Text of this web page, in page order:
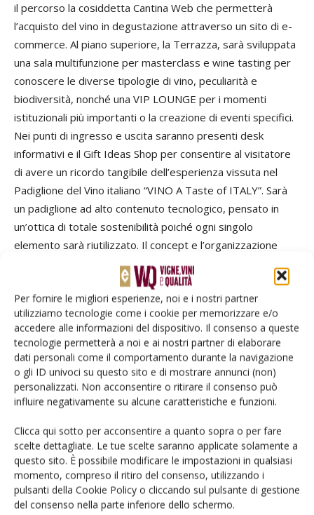
Per fornire le migliori esperienze, noi e i nostri partner
utilizziamo tecnologie come i cookie per memorizzare e/o
accedere alle informazioni del dispositivo. Il consenso a queste
tecnologie permetterà a noi e ai nostri partner di elaborare
dati personali come il comportamento durante la navigazione
o gli ID univoci su questo sito e di mostrare annunci (non)
personalizzati. Non acconsentire o ritirare il consenso può
influire negativamente su alcune caratteristiche e funzioni.
Clicca qui sotto per acconsentire a quanto sopra o per fare
scelte dettagliate. Le tue scelte saranno applicate solamente a
questo sito. È possibile modificare le impostazioni in qualsiasi
momento, compreso il ritiro del consenso, utilizzando i
pulsanti della Cookie Policy o cliccando sul pulsante di gestione
del consenso nella parte inferiore dello schermo.
il percorso la cosiddetta Cantina Web che permetterà
l’acquisto del vino in degustazione attraverso un sito di e-
commerce. Al piano superiore, la Terrazza, sarà sviluppata
una sala multifunzione per masterclass e wine tasting per
conoscere le diverse tipologie di vino, peculiarità e
biodiversità, nonché una VIP LOUNGE per i momenti
istituzionali più importanti o la creazione di eventi specifici.
Nei punti di ingresso e uscita saranno presenti desk
informativi e il Gift Ideas Shop per consentire al visitatore
di avere un ricordo tangibile dell’esperienza vissuta nel
Padiglione del Vino italiano “VINO A Taste of ITALY”. Sarà
un padiglione ad alto contenuto tecnologico, pensato in
un’ottica di totale sostenibilità poiché ogni singolo
elemento sarà riutilizzato. Il concept e l’organizzazione
dello spazio a cura di Vinitaly e del Comitato Scientifico del
Padiglione “VINO A Taste of ITALY” hanno l’obiettivo di
dare massima e piena rappresentazione del comparto,
della sua storia e identità e delle sue potenzialità. Il
progetto fonda così su una filosofia inclusiva e democratica
per dare spazio all’immensa ricchezza e varietà della
produzione italiana e del suo esclusivo valore.
Facebook Twitter